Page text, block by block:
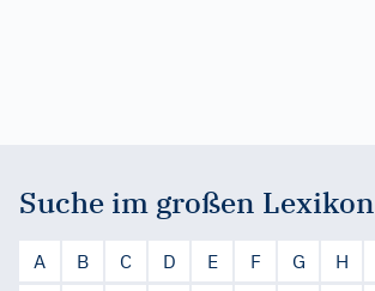
Suche im großen Lexikon
A B C D E F G H